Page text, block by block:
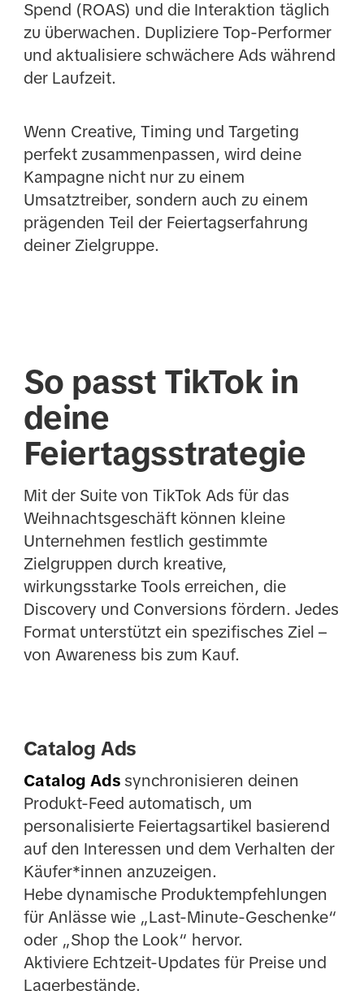
Spend (ROAS) und die Interaktion täglich
zu überwachen. Dupliziere Top-Performer
und aktualisiere schwächere Ads während
der Laufzeit.
Wenn Creative, Timing und Targeting
perfekt zusammenpassen, wird deine
Kampagne nicht nur zu einem
Umsatztreiber, sondern auch zu einem
prägenden Teil der Feiertagserfahrung
deiner Zielgruppe.
So passt TikTok in
deine
Feiertagsstrategie
Mit der Suite von TikTok Ads für das
Weihnachtsgeschäft können kleine
Unternehmen festlich gestimmte
Zielgruppen durch kreative,
wirkungsstarke Tools erreichen, die
Discovery und Conversions fördern. Jedes
Format unterstützt ein spezifisches Ziel –
von Awareness bis zum Kauf.
Catalog Ads
Catalog Adssynchronisieren deinen
Produkt-Feed automatisch, um
personalisierte Feiertagsartikel basierend
auf den Interessen und dem Verhalten der
Käufer*innen anzuzeigen.
Hebe dynamische Produktempfehlungen
für Anlässe wie „Last-Minute-Geschenke“
oder „Shop the Look“ hervor.
Aktiviere Echtzeit-Updates für Preise und
Lagerbestände.